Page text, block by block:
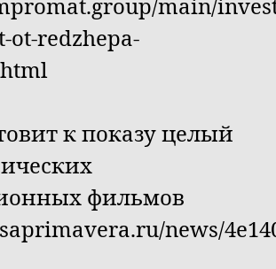
ot-redzhepa-
к показу целый
фильмов
news/